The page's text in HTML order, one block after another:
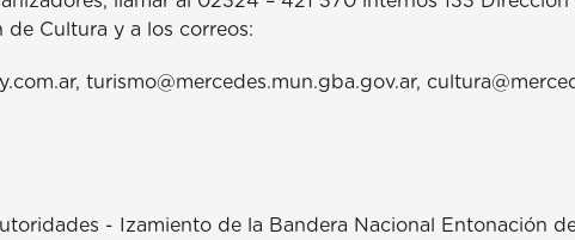
de Cultura y a los correos:
turismo@mercedes.mun.gba.gov.ar,
- Izamiento de la Bandera Nacional Entonación